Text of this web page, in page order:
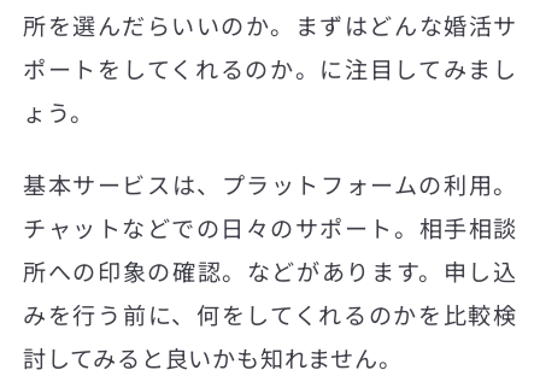
所を選んだらいいのか。まずはどんな婚活サ
ポートをしてくれるのか。に注目してみまし
ょう。
基本サービスは、プラットフォームの利用。
チャットなどでの日々のサポート。相手相談
所への印象の確認。などがあります。申し込
みを行う前に、何をしてくれるのかを比較検
討してみると良いかも知れません。